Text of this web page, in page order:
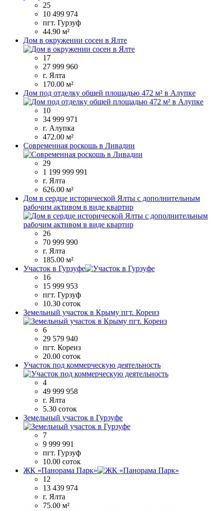
25
10 499 974
пгт. Гурзуф
44.90 м²
Дом в окружении сосен в Ялте
17
27 999 960
г. Ялта
170.00 м²
Дом под отделку общей площадью 472 м² в Алупке
10
34 999 971
г. Алупка
472.00 м²
Современная роскошь в Ливадии
29
1 199 999 991
г. Ялта
626.00 м²
Дом в сердце исторической Ялты с дополнительным
рабочим активом в виде квартир
26
70 999 990
г. Ялта
185.00 м²
Участок в Гурзуфе
16
15 999 953
пгт. Гурзуф
10.30 соток
Земельный участок в Крыму пгт. Кореиз
6
29 579 940
пгт. Кореиз
20.00 соток
Участок под коммерческую деятельность
4
49 999 958
г. Ялта
5.30 соток
Земельный участок в Гурзуфе
7
9 999 991
пгт. Гурзуф
10.00 соток
ЖК «Панорама Парк»
12
13 439 974
г. Ялта
75.00 м²